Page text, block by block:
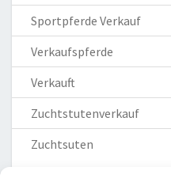
Sportpferde Verkauf
Verkaufspferde
Verkauft
Zuchtstutenverkauf
Zuchtsuten